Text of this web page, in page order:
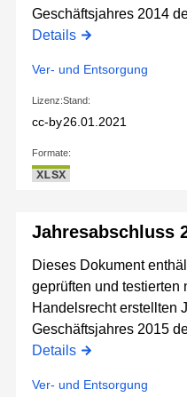
Geschäftsjahres 2014
Details
Ver- und Entsorgung
Lizenz:
cc-by
Stand:
26.01.2021
Formate:
XLSX
Jahresabschluss
Dieses Dokument
geprüften und testierten
Handelsrecht erstellten
Geschäftsjahres 2015
Details
Ver- und Entsorgung